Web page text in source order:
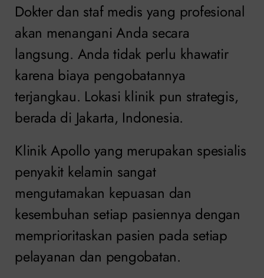
Dokter dan staf medis yang profesional
akan menangani Anda secara
langsung. Anda tidak perlu khawatir
karena biaya pengobatannya
terjangkau. Lokasi klinik pun strategis,
berada di Jakarta, Indonesia.
Klinik Apollo yang merupakan spesialis
penyakit kelamin sangat
mengutamakan kepuasan dan
kesembuhan setiap pasiennya dengan
memprioritaskan pasien pada setiap
pelayanan dan pengobatan.